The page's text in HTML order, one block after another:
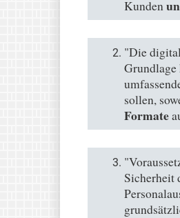
Kunden
"Die
sollen,
Formate
Sicherheit